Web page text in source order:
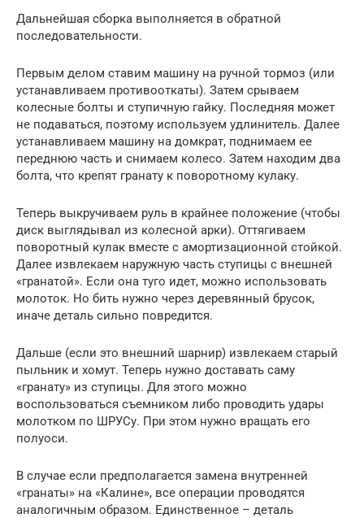
Дальнейшая сборка выполняется в обратной
последовательности.
Первым делом ставим машину на ручной тормоз (или
устанавливаем противооткаты). Затем срываем
колесные болты и ступичную гайку. Последняя может
не подаваться, поэтому используем удлинитель. Далее
устанавливаем машину на домкрат, поднимаем ее
переднюю часть и снимаем колесо. Затем находим два
болта, что крепят гранату к поворотному кулаку.
Теперь выкручиваем руль в крайнее положение (чтобы
диск выглядывал из колесной арки). Оттягиваем
поворотный кулак вместе с амортизационной стойкой.
Далее извлекаем наружную часть ступицы с внешней
«гранатой». Если она туго идет, можно использовать
молоток. Но бить нужно через деревянный брусок,
иначе деталь сильно повредится.
Дальше (если это внешний шарнир) извлекаем старый
пыльник и хомут. Теперь нужно доставать саму
«гранату» из ступицы. Для этого можно
воспользоваться съемником либо проводить удары
молотком по ШРУСу. При этом нужно вращать его
полуоси.
В случае если предполагается замена внутренней
«гранаты» на «Калине», все операции проводятся
аналогичным образом. Единственное – деталь